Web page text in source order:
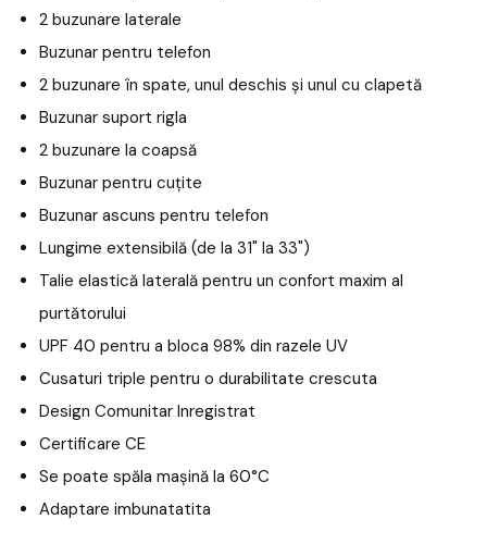
2 buzunare laterale
Buzunar pentru telefon
2 buzunare în spate, unul deschis și unul cu clapetă
Buzunar suport rigla
2 buzunare la coapsă
Buzunar pentru cuțite
Buzunar ascuns pentru telefon
Lungime extensibilă (de la 31" la 33")
Talie elastică laterală pentru un confort maxim al
purtătorului
UPF 40 pentru a bloca 98% din razele UV
Cusaturi triple pentru o durabilitate crescuta
Design Comunitar Inregistrat
Certificare CE
Se poate spăla mașină la 60°C
Adaptare imbunatatita